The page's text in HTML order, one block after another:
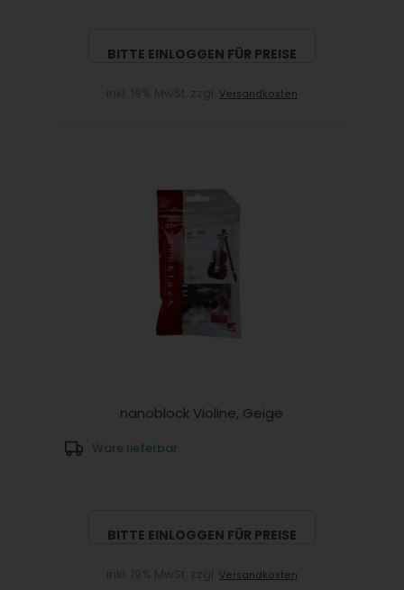
BITTE EINLOGGEN FÜR PREISE
Versandkosten
nanoblock Violine, Geige
Ware lieferbar
BITTE EINLOGGEN FÜR PREISE
Versandkosten